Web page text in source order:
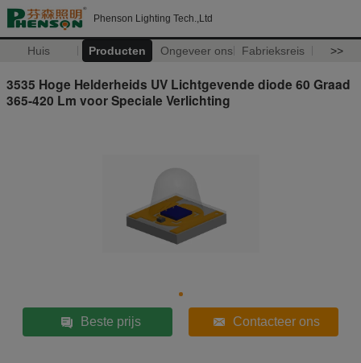
Phenson Lighting Tech.,Ltd
Huis Producten Ongeveer ons Fabrieksreis >>
3535 Hoge Helderheids UV Lichtgevende diode 60 Graad
365-420 Lm voor Speciale Verlichting
Beste prijs Contacteer ons